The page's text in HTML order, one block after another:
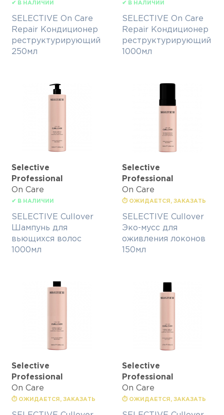
✔ В НАЛИЧИИ
SELECTIVE On Care
Repair Кондиционер
реструктурирующий
250мл
✔ В НАЛИЧИИ
SELECTIVE On Care
Repair Кондиционер
реструктурирующий
1000мл
Selective
Professional
On Care
✔ В НАЛИЧИИ
SELECTIVE Cullover
Шампунь для
вьющихся волос
1000мл
Selective
Professional
On Care
⏱ ОЖИДАЕТСЯ, ЗАКАЗАТЬ
SELECTIVE Cullover
Эко-мусс для
оживления локонов
150мл
Selective
Professional
On Care
⏱ ОЖИДАЕТСЯ, ЗАКАЗАТЬ
Selective
Professional
On Care
⏱ ОЖИДАЕТСЯ, ЗАКАЗАТЬ